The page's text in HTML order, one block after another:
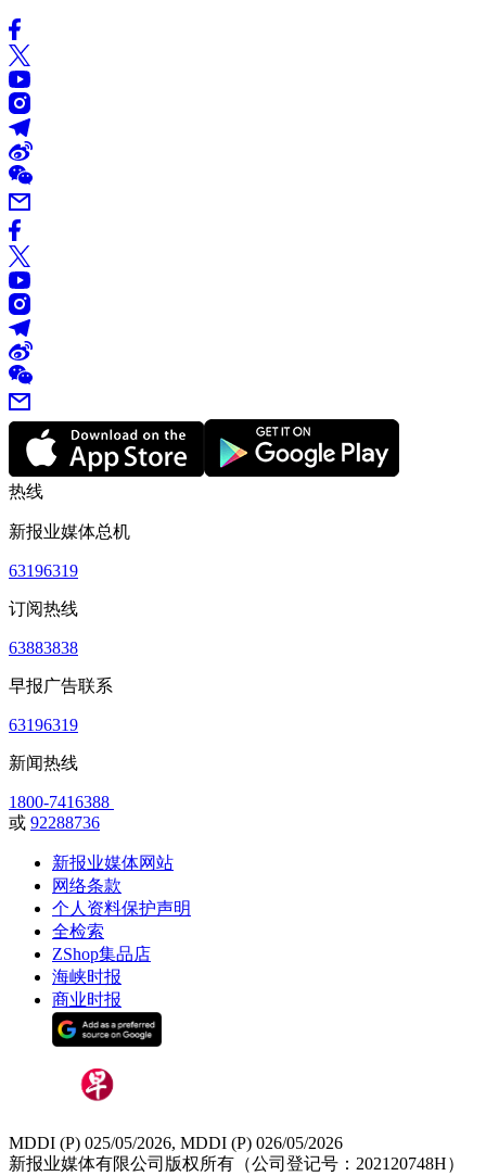
热线
新报业媒体总机
63196319
订阅热线
63883838
早报广告联系
63196319
新闻热线
1800-7416388
或 92288736
新报业媒体网站
网络条款
个人资料保护声明
全检索
ZShop集品店
海峡时报
商业时报
MDDI (P) 025/05/2026, MDDI (P) 026/05/2026
新报业媒体有限公司版权所有（公司登记号：202120748H）